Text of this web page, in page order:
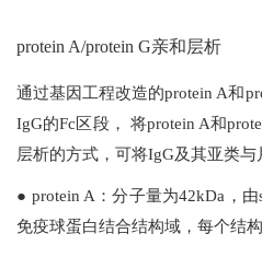
protein A/protein G亲和层析
通过基因工程改造的protein A和
IgG的Fc区段， 将protein A和
层析的方式，可将IgG及其亚类与
● protein A：分子量为42kDa，
免疫球蛋白结合结构域，每个结